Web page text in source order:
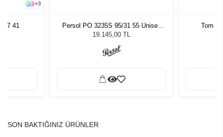
+3
41
Persol PO 3235S 95/31 55 Unisex
Güneş Gözlüğü
19.145,00 TL
Tom
SON BAKTIĞINIZ ÜRÜNLER